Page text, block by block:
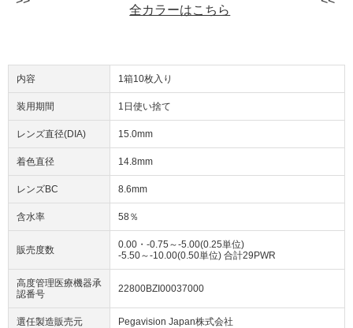
全カラーはこちら
内容 1箱10枚入り
装用期間 1日使い捨て
レンズ直径(DIA) 15.0mm
着色直径 14.8mm
レンズBC 8.6mm
含水率 58％
販売度数
0.00・-0.75～-5.00(0.25単位)
-5.50～-10.00(0.50単位) 合計29PWR
高度管理医療機器承
認番号
22800BZI00037000
選任製造販売元 Pegavision Japan株式会社